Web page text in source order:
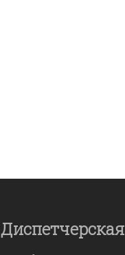
Диспетчерская